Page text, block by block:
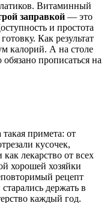
Витаминный
заправкой — это
и простота
Как результат
калорий. А на столе
прописаться на
примета: от
кусочек,
лекарство от всех
хорошей хозяйки
рецепт
держать в
каждый год.